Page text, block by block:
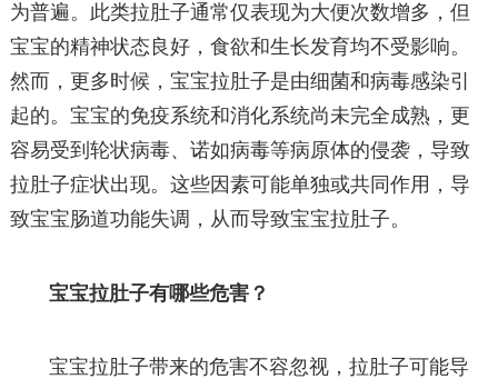
为普遍。此类拉肚子通常仅表现为大便次数增多，但
宝宝的精神状态良好，食欲和生长发育均不受影响。
然而，更多时候，宝宝拉肚子是由细菌和病毒感染引
起的。宝宝的免疫系统和消化系统尚未完全成熟，更
容易受到轮状病毒、诺如病毒等病原体的侵袭，导致
拉肚子症状出现。这些因素可能单独或共同作用，导
致宝宝肠道功能失调，从而导致宝宝拉肚子。
宝宝拉肚子有哪些危害？
宝宝拉肚子带来的危害不容忽视，拉肚子可能导